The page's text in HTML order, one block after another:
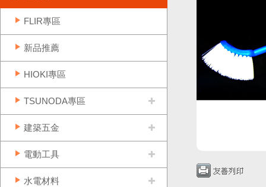
FLIR專區
新品推薦
HIOKI專區
TSUNODA專區
建築五金
電動工具
水電材料